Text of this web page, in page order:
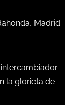
Madrid
la glorieta de